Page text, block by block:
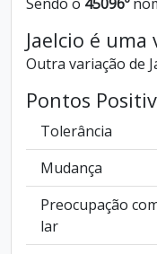
Jaelcio é uma
Outra variação de
Pontos
Tolerância
Mudança
Preocupação
lar